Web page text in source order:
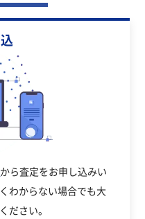
から査定をお申し込みい
わからない場合でも大
ださい。